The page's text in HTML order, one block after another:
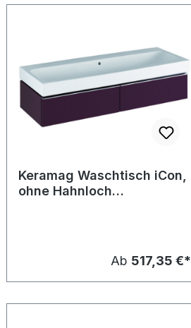
Keramag Waschtisch iCon,
ohne Hahnloch
Ab 517,35 €*